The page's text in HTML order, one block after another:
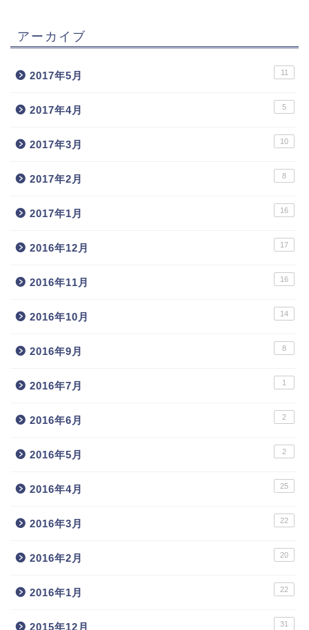
アーカイブ
2017年5月 11
2017年4月 5
2017年3月 10
2017年2月 8
2017年1月 16
2016年12月 17
2016年11月 16
2016年10月 14
2016年9月 8
2016年7月 1
2016年6月 2
2016年5月 2
2016年4月 25
2016年3月 22
2016年2月 20
2016年1月 22
2015年12月 31